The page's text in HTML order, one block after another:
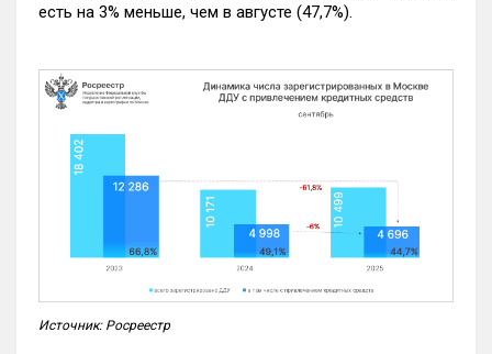
есть на 3% меньше, чем в августе (47,7%).
Источник: Росреестр